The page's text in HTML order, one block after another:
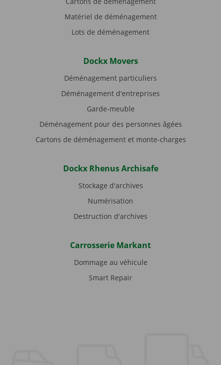
Matériel de déménagement
Lots de déménagement
Dockx Movers
Déménagement particuliers
Déménagement d'entreprises
Garde-meuble
Déménagement pour des personnes âgées
Cartons de déménagement et monte-charges
Dockx Rhenus Archisafe
Stockage d'archives
Numérisation
Destruction d'archives
Carrosserie Markant
Dommage au véhicule
Smart Repair